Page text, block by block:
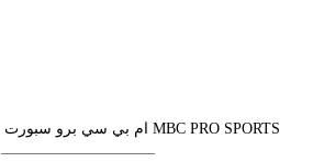
MBC PRO SPORTS ام بي سي برو سبورت
––––––––––––––––––––